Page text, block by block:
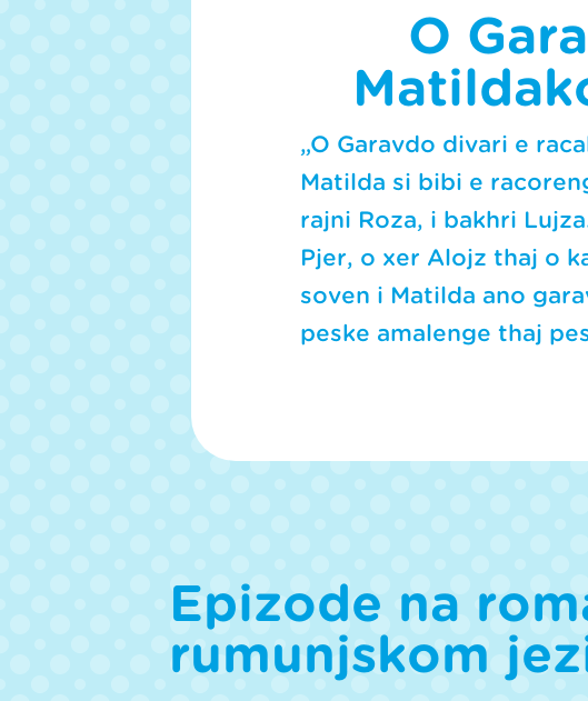
5
m
i
u
t
e
,
1
s
0
%
O
„O Garavdo divari e
Matilda si bibi e
rajni Roza, i bakhri
Pjer, o xer Alojz thaj o
soven i Matilda ano
peske amalenge thaj
Epizode na
rumunjskom